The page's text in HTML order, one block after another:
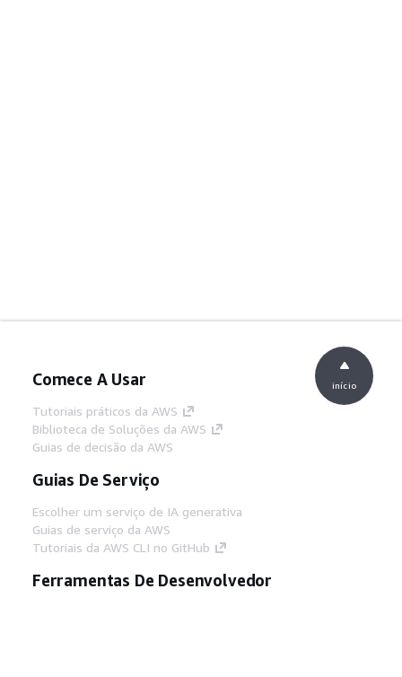
Comece A Usar
Tutoriais práticos da AWS
Biblioteca de Soluções da AWS
Guias de decisão da AWS
Guias De Serviço
Escolher um serviço de IA generativa
Guias de serviço da AWS
Tutoriais da AWS CLI no GitHub
Ferramentas De Desenvolvedor
início